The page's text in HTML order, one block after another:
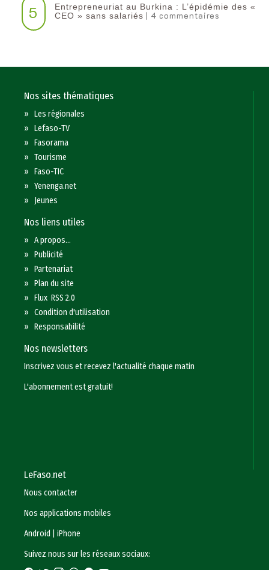
5
Entrepreneuriat au Burkina : L’épidémie des «
CEO » sans salariés | 4 commentaires
Nos sites thématiques
»Les régionales
»Lefaso-TV
»Fasorama
»Tourisme
»Faso-TIC
»Yenenga.net
» Jeunes
Nos liens utiles
»A propos...
»Publicité
»Partenariat
»Plan du site
»Flux RSS 2.0
»Condition d'utilisation
»Responsabilité
Nos newsletters
Inscrivez vous et recevez l'actualité chaque matin
L'abonnement est gratuit!
LeFaso.net
Nous contacter
Nos applications mobiles
Android
|iPhone
Suivez nous sur les réseaux sociaux: